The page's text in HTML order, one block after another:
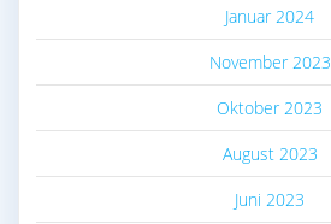
Januar 2024
November 2023
Oktober 2023
August 2023
Juni 2023